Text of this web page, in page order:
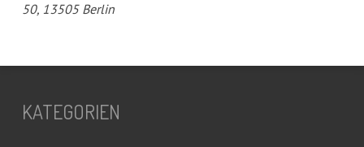
50, 13505 Berlin
KATEGORIEN